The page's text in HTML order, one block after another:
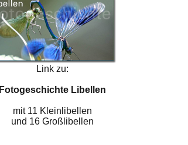
Link zu:
Fotogeschichte Libellen
mit 11 Kleinlibellen
und 16 Großlibellen